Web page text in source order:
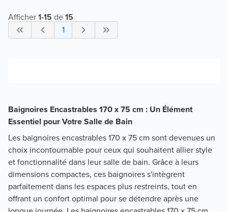
Afficher1-15 de15
1
Baignoires Encastrables 170 x 75 cm : Un Élément
Essentiel pour Votre Salle de Bain
Les baignoires encastrables 170 x 75 cm sont devenues un
choix incontournable pour ceux qui souhaitent allier style
et fonctionnalité dans leur salle de bain. Grâce à leurs
dimensions compactes, ces baignoires s'intègrent
parfaitement dans les espaces plus restreints, tout en
offrant un confort optimal pour se détendre après une